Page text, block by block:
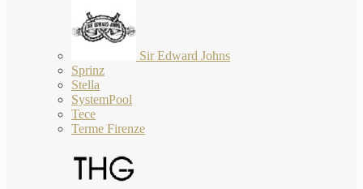
Sir Edward Johns
Sprinz
Stella
SystemPool
Tece
Terme Firenze